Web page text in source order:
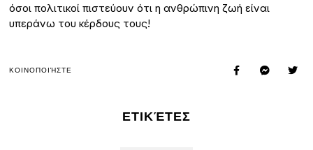
όσοι πολιτικοί πιστεύουν ότι η ανθρώπινη ζωή είναι
υπεράνω του κέρδους τους!
ΚΟΙΝΟΠΟΙΉΣΤΕ
ΕΤΙΚΈΤΕΣ